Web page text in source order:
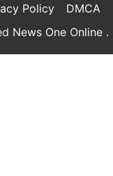
Policy
DMCA
News One Online .